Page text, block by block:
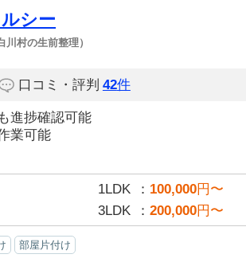
シー
川村の生前整理）
口コミ・評判 42件
進捗確認可能
業可能
1LDK 100,000円〜
3LDK 200,000円〜
部屋片付け